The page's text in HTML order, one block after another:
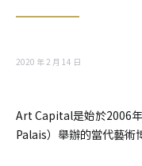
2020 年 2 月 14 日
Art Capital是始於2006
Palais）舉辦的當代藝術